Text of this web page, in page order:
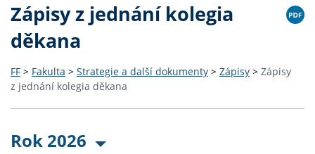
Zápisy z jednání kolegia
děkana
FF > Fakulta > Strategie a další dokumenty > Zápisy > Zápisy
z jednání kolegia děkana
Rok 2026